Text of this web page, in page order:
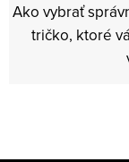
Ako vybrať
tričko, ktoré